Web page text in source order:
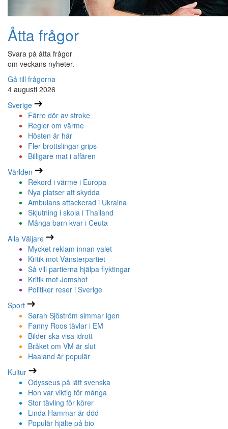
Åtta frågor
Svara på åtta frågor
om veckans nyheter.
Gå till frågorna
4 augusti 2026
Sverige
Färre dör av stroke
Regler om värme
Hösten är här
Fler brottslingar grips
Billigare mat i affären
Världen
Rekord i värme i Europa
Nya platser att skydda
Ambulans attackerad i Ukraina
Skjutning i skola i Thailand
Många barn kvar i Ceuta
Alla Väljare
Mycket reklam innan valet
Kritik mot Vänsterpartiet
Så vill partierna hjälpa flyktingar
Kritik mot Jomshof
Politiker reser i Sverige
Sport
Sarah Sjöström simmar igen
Fanny Roos tävlar i EM
Bilder ska visa idrott
Bråket om VM är slut
Haaland är populär
Kultur
Odysseus på lätt svenska
Hon var viktig för många
Stor tävling för körer
Linda Hammar är död
Populär hjälte på bio